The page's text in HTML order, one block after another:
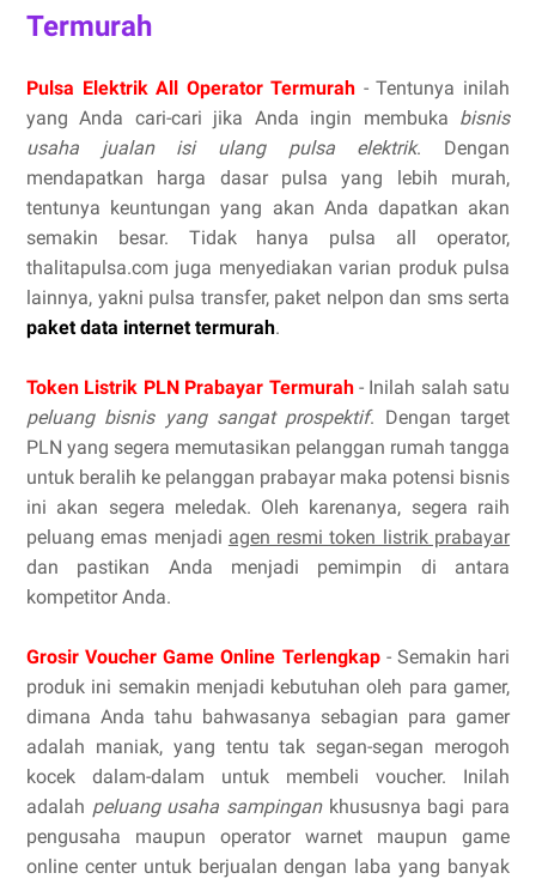
Termurah
Pulsa Elektrik All Operator Termurah - Tentunya inilah
yang Anda cari-cari jika Anda ingin membuka bisnis
usaha jualan isi ulang pulsa elektrik. Dengan
mendapatkan harga dasar pulsa yang lebih murah,
tentunya keuntungan yang akan Anda dapatkan akan
semakin besar. Tidak hanya pulsa all operator,
thalitapulsa.com juga menyediakan varian produk pulsa
lainnya, yakni pulsa transfer, paket nelpon dan sms serta
paket data internet termurah.
Token Listrik PLN Prabayar Termurah- Inilah salah satu
peluang bisnis yang sangat prospektif. Dengan target
PLN yang segera memutasikan pelanggan rumah tangga
untuk beralih ke pelanggan prabayar maka potensi bisnis
ini akan segera meledak. Oleh karenanya, segera raih
peluang emas menjadi agen resmi token listrik prabayar
dan pastikan Anda menjadi pemimpin di antara
kompetitor Anda.
Grosir Voucher Game Online Terlengkap- Semakin hari
produk ini semakin menjadi kebutuhan oleh para gamer,
dimana Anda tahu bahwasanya sebagian para gamer
adalah maniak, yang tentu tak segan-segan merogoh
kocek dalam-dalam untuk membeli voucher. Inilah
adalah peluang usaha sampingankhususnya bagi para
pengusaha maupun operator warnet maupun game
online center untuk berjualan dengan laba yang banyak